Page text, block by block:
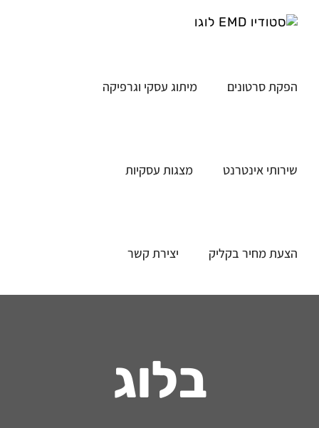
לתוכן
הפקת סרטונים מיתוג עסקי וגרפיקה
שירותי אינטרנט מצגות עסקיות
הצעת מחיר בקליק יצירת קשר
בלוג